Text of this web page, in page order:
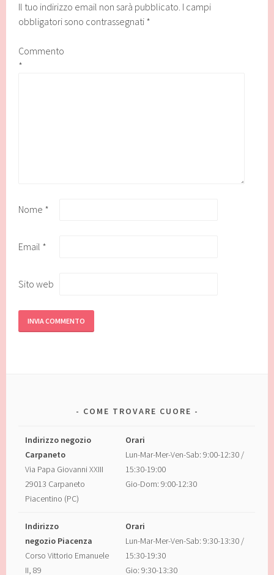
Il tuo indirizzo email non sarà pubblicato. I campi
obbligatori sono contrassegnati *
Commento
*
Nome *
Email *
Sito web
COME TROVARE CUORE
Indirizzo negozio
Carpaneto
Via Papa Giovanni XXIII
29013 Carpaneto
Piacentino (PC)
Orari
Lun-Mar-Mer-Ven-Sab: 9:00-12:30 /
15:30-19:00
Gio-Dom: 9:00-12:30
Indirizzo
negozio Piacenza
Corso Vittorio Emanuele
II, 89
Orari
Lun-Mar-Mer-Ven-Sab: 9:30-13:30 /
15:30-19:30
Gio: 9:30-13:30